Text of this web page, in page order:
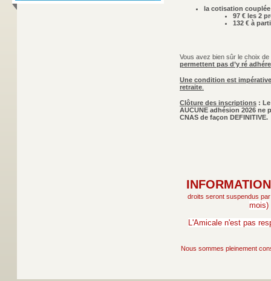
la cotisation couplée
97 € les 2
132 € à
Vous avez bien sûr le choix
permettent pas d’y ré
Une condition est
retraite
Clôture des inscriptions :
AUCUNE adhésion 2026
CNAS de façon DEFINITIVE.
droits seront suspendus
mois)
L'Amicale n'est pas
Nous sommes pleinement